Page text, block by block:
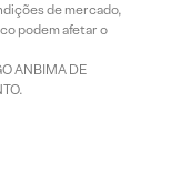
de mercado,
podem afetar o
ANBIMA DE